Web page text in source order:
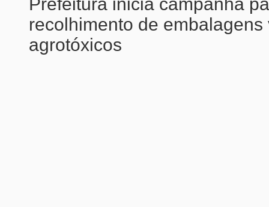
recolhimento de embalagens
agrotóxicos